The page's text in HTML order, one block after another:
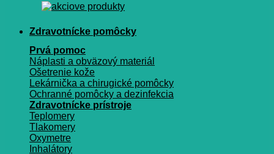
Zdravotnícke pomôcky
Prvá pomoc
Náplasti a obväzový materiál
Ošetrenie kože
Lekárnička a chirugické pomôcky
Ochranné pomôcky a dezinfekcia
Zdravotnícke prístroje
Teplomery
Tlakomery
Oxymetre
Inhalátory